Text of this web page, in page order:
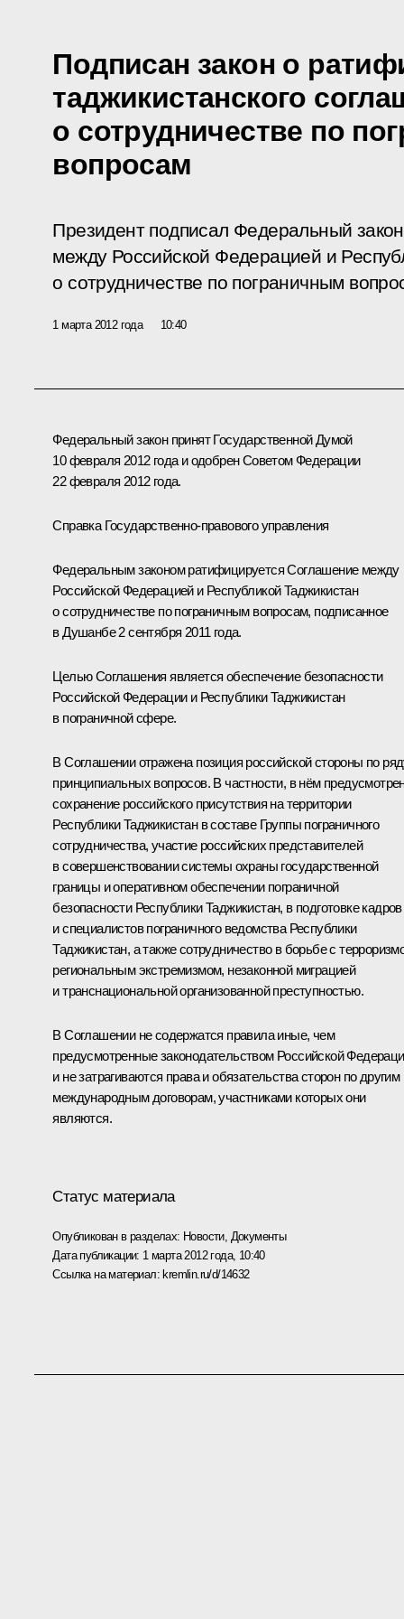
Подписан закон о
таджикистанского
о сотрудничестве по
вопросам
Президент подписал Федеральный
между Российской Федерацией и
о сотрудничестве по пограничным
1 марта 2012 года 10:40
Федеральный закон принят Государственной Думой
10 февраля 2012 года и одобрен Советом Федерации
22 февраля 2012 года.
Справка Государственно-правового управления
Федеральным законом ратифицируется Соглашение между
Российской Федерацией и Республикой Таджикистан
о сотрудничестве по пограничным вопросам, подписанное
в Душанбе 2 сентября 2011 года.
Целью Соглашения является обеспечение безопасности
Российской Федерации и Республики Таджикистан
в пограничной сфере.
В Соглашении отражена позиция российской стороны по
принципиальных вопросов. В частности, в нём
сохранение российского присутствия на территории
Республики Таджикистан в составе Группы пограничного
сотрудничества, участие российских представителей
в совершенствовании системы охраны государственной
границы и оперативном обеспечении пограничной
безопасности Республики Таджикистан, в подготовке кадров
и специалистов пограничного ведомства Республики
Таджикистан, а также сотрудничество в борьбе с
региональным экстремизмом, незаконной миграцией
и транснациональной организованной преступностью.
В Соглашении не содержатся правила иные, чем
предусмотренные законодательством Российской
и не затрагиваются права и обязательства сторон по другим
международным договорам, участниками которых они
являются.
Статус материала
Опубликован в разделах: Новости, Документы
Дата публикации: 1 марта 2012 года, 10:40
Ссылка на материал: kremlin.ru/d/14632